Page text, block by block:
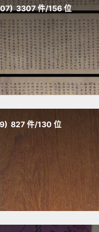
3307件/156位
827 件/130 位